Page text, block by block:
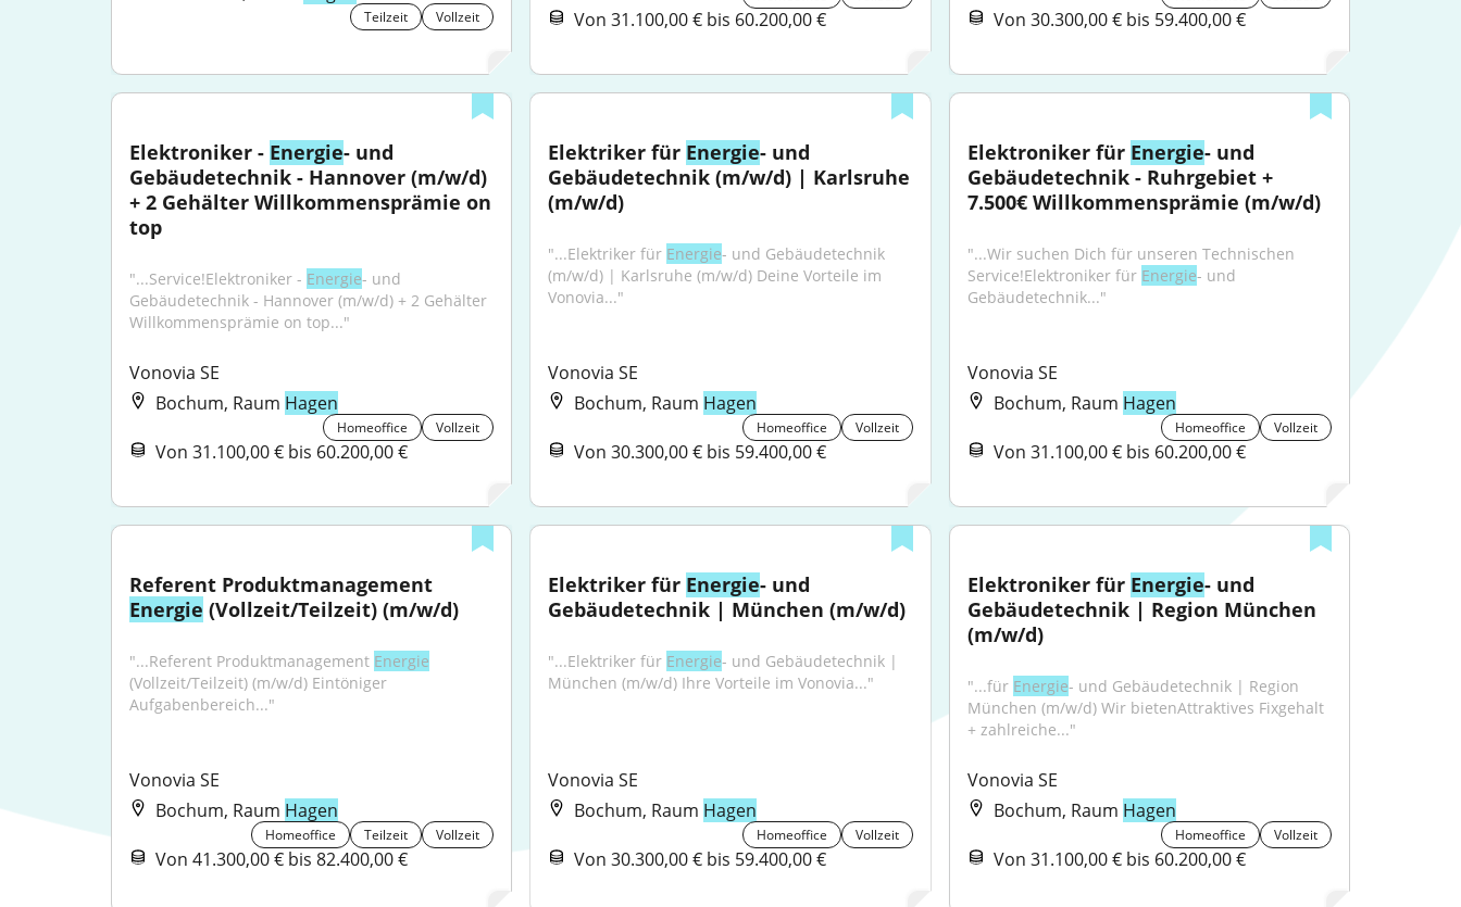
Teilzeit Vollzeit Von 31.100,00 € bis 60.200,00 € Von 30.300,00 € bis 59.400,00 €
Elektroniker - Energie- und
Gebäudetechnik - Hannover (m/w/d)
+ 2 Gehälter Willkommensprämie on
top
"...Service!Elektroniker - Energie- und
Gebäudetechnik - Hannover (m/w/d) + 2 Gehälter
Willkommensprämie on top..."
Vonovia SE
Bochum, Raum Hagen
Homeoffice Vollzeit
Von 31.100,00 € bis 60.200,00 €
Elektriker für Energie- und
Gebäudetechnik (m/w/d) | Karlsruhe
(m/w/d)
"...Elektriker für Energie- und Gebäudetechnik
(m/w/d) | Karlsruhe (m/w/d) Deine Vorteile im
Vonovia..."
Vonovia SE
Bochum, Raum Hagen
Homeoffice Vollzeit
Von 30.300,00 € bis 59.400,00 €
Elektroniker für Energie- und
Gebäudetechnik - Ruhrgebiet +
7.500€ Willkommensprämie (m/w/d)
"...Wir suchen Dich für unseren Technischen
Service!Elektroniker für Energie- und
Gebäudetechnik..."
Vonovia SE
Bochum, Raum Hagen
Homeoffice Vollzeit
Von 31.100,00 € bis 60.200,00 €
Energie (Vollzeit/Teilzeit) (m/w/d)
"...Referent Produktmanagement Energie
(Vollzeit/Teilzeit) (m/w/d) Eintöniger
Aufgabenbereich..."
Vonovia SE
Bochum, Raum Hagen
Homeoffice Teilzeit Vollzeit
Von 41.300,00 € bis 82.400,00 €
Elektriker für Energie- und
Gebäudetechnik | München (m/w/d)
"...Elektriker für Energie- und Gebäudetechnik |
München (m/w/d) Ihre Vorteile im Vonovia..."
Vonovia SE
Bochum, Raum Hagen
Homeoffice Vollzeit
Von 30.300,00 € bis 59.400,00 €
Elektroniker für Energie- und
Gebäudetechnik | Region München
(m/w/d)
"...für Energie- und Gebäudetechnik | Region
München (m/w/d) Wir bietenAttraktives Fixgehalt
+ zahlreiche..."
Vonovia SE
Bochum, Raum Hagen
Homeoffice Vollzeit
Von 31.100,00 € bis 60.200,00 €